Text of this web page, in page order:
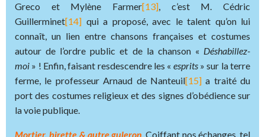
Greco et Mylène Farmer[13], c’est M. Cédric
Guillerminet[14] qui a proposé, avec le talent qu’on lui
connaît, un lien entre chansons françaises et costumes
autour de l’ordre public et de la chanson « Déshabillez-
moi » ! Enfin, faisant resdescendre les « esprits» sur la terre
ferme, le professeur Arnaud de Nanteuil[15]a traité du
port des costumes religieux et des signes d’obédience sur
la voie publique.
Mortier, birette & autre guleron.Coiffant nos échanges, tel